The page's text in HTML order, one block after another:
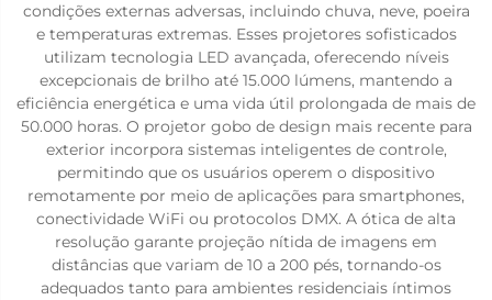
condições externas adversas, incluindo chuva, neve, poeira
e temperaturas extremas. Esses projetores sofisticados
utilizam tecnologia LED avançada, oferecendo níveis
excepcionais de brilho até 15.000 lúmens, mantendo a
eficiência energética e uma vida útil prolongada de mais de
50.000 horas. O projetor gobo de design mais recente para
exterior incorpora sistemas inteligentes de controle,
permitindo que os usuários operem o dispositivo
remotamente por meio de aplicações para smartphones,
conectividade WiFi ou protocolos DMX. A ótica de alta
resolução garante projeção nítida de imagens em
distâncias que variam de 10 a 200 pés, tornando-os
adequados tanto para ambientes residenciais íntimos